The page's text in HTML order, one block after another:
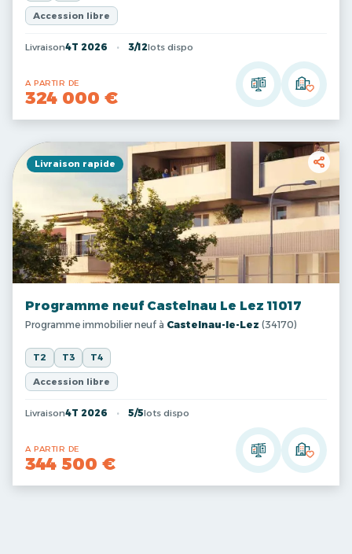
Accession libre
Livraison4T 2026 3/12lots dispo
A PARTIR DE
324 000 €
Livraison rapide
Programme neuf Castelnau Le Lez 11017
Programme immobilier neuf à Castelnau-le-Lez (34170)
T2 T3 T4
Accession libre
Livraison4T 2026 5/5lots dispo
A PARTIR DE
344 500 €